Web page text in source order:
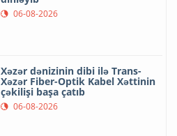
06-08-2026
Xəzər dənizinin dibi ilə Trans-
Xəzər Fiber-Optik Kabel Xəttinin
çəkilişi başa çatıb
06-08-2026